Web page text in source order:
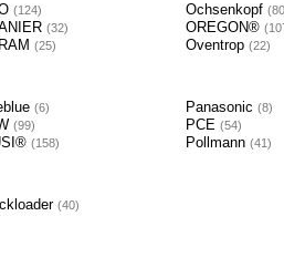
124 Ochsenkopf 80
32 OREGON®
25 Oventrop 22
6 Panasonic 8
99 PCE 54
158 Pollmann 41
40